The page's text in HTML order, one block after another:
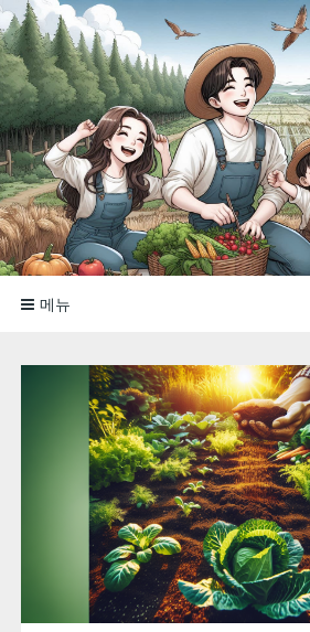
콘
텐
츠
로
바
로
가
기신비로운 농부
메뉴